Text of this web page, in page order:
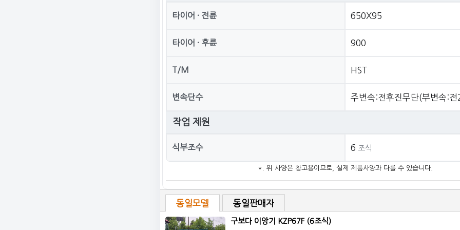
타이어 · 전륜 650X95
타이어 · 후륜 900
T/M HST
변속단수 주변속:전후진무단(부변속:
작업 제원
식부조수 6 조식
*. 위 사양은 참고용이므로, 실제 제품사양과 다를 수 있습니다.
동일모델 동일판매자
구보다 이앙기 KZP67F (6조식)